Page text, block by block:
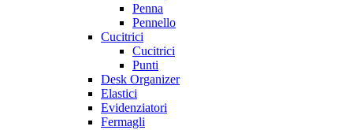
Penna
Pennello
Cucitrici
Cucitrici
Punti
Desk Organizer
Elastici
Evidenziatori
Fermagli